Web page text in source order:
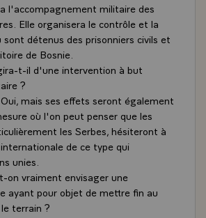
l'accompagnement militaire des
Elle organisera le contrôle et la
détenus des prisonniers civils et
de Bosnie.
t-il d'une intervention à but
?
mais ses effets seront également
où l'on peut penser que les
les Serbes, hésiteront à
de ce type qui
unies.
on vraiment envisager une
ayant pour objet de mettre fin au
terrain ?